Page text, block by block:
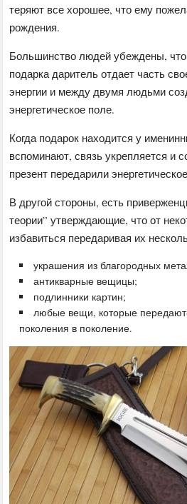
теряют все хорошее, что ему
рождения.
Большинство людей убеждены,
подарка даритель отдает часть
энергии и между двумя людьми
энергетическое поле.
Когда подарок находится у
вспоминают, связь укрепляется и
презент передарили
В другой стороны, есть
теории” утверждающие, что от
избавиться передаривая их
украшения из благородных
антикварные вещицы;
подлинники картин;
любые вещи, которые
поколения в поколение.